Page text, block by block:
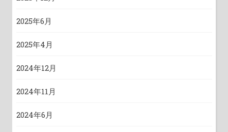
2025年6月
2025年4月
2024年12月
2024年11月
2024年6月